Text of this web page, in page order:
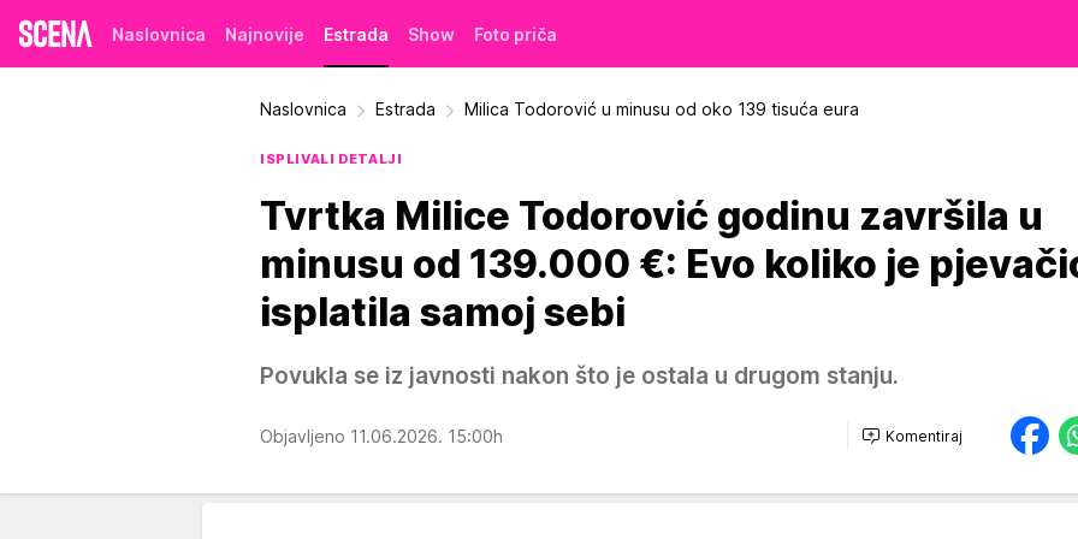
Naslovnica Najnovije Estrada Show Foto priča
Naslovnica Estrada Milica Todorović u minusu od oko 139 tisuća eura
ISPLIVALI DETALJI
Tvrtka Milice Todorović godinu završila u
minusu od 139.000 €: Evo koliko je
isplatila samoj sebi
Povukla se iz javnosti nakon što je ostala u drugom stanju.
Objavljeno 11.06.2026. 15:00h Komentiraj